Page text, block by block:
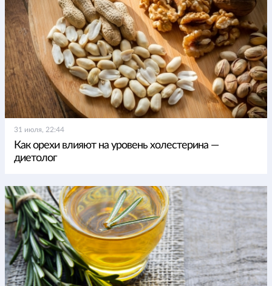
31 июля, 22:44
Как орехи влияют на уровень холестерина —
диетолог